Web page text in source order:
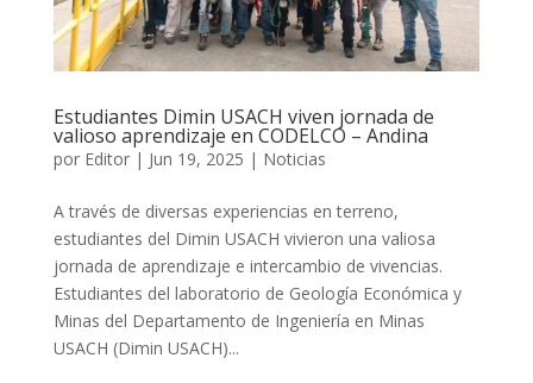
Estudiantes Dimin USACH viven jornada de
valioso aprendizaje en CODELCO – Andina
por Editor| Jun 19, 2025 | Noticias
A través de diversas experiencias en terreno,
estudiantes del Dimin USACH vivieron una valiosa
jornada de aprendizaje e intercambio de vivencias.
Estudiantes del laboratorio de Geología Económica y
Minas del Departamento de Ingeniería en Minas
USACH (Dimin USACH)...